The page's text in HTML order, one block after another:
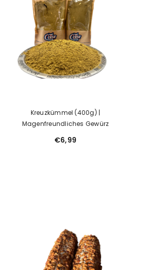
Kreuzkümmel (400g) |
Magenfreundliches Gewürz
€6,99